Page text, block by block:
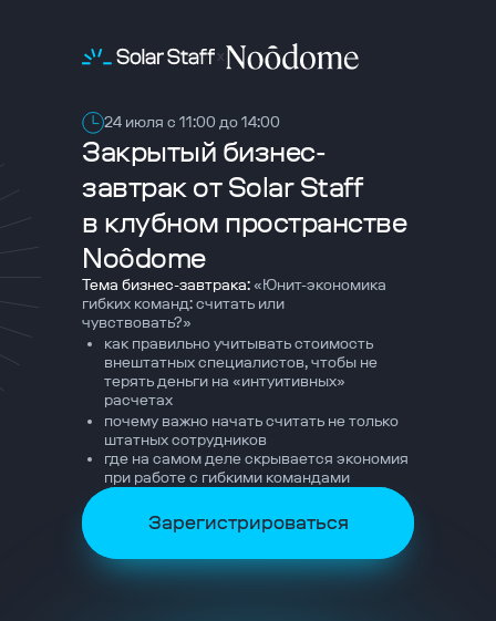
24 июля с 11:00 до 14:00
Закрытый бизнес-
завтрак от Solar Staff
в клубном пространстве
Noôdome
Тема бизнес-завтрака:«Юнит-экономика
гибких команд: считать или
чувствовать?»
как правильно учитывать стоимость
внештатных специалистов, чтобы не
терять деньги на «интуитивных»
расчетах
почему важно начать считать не только
штатных сотрудников
где на самом деле скрывается экономия
при работе с гибкими командами
Зарегистрироваться
x